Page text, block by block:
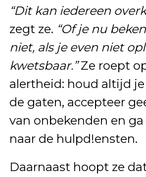
“Dit kan iedereen
zegt ze. “Of je nu
niet, als je even niet
kwetsbaar.”Ze roept
alertheid: houd altijd
de gaten, accepteer
van onbekenden en
naar de hulpd!ensten.
Daarnaast hoopt ze